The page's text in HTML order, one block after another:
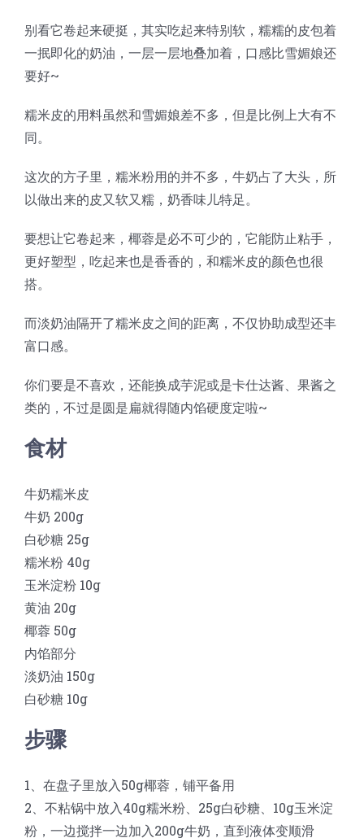
别看它卷起来硬挺，其实吃起来特别软，糯糯的皮包着
一抿即化的奶油，一层一层地叠加着，口感比雪媚娘还
要好~
糯米皮的用料虽然和雪媚娘差不多，但是比例上大有不
同。
这次的方子里，糯米粉用的并不多，牛奶占了大头，所
以做出来的皮又软又糯，奶香味儿特足。
要想让它卷起来，椰蓉是必不可少的，它能防止粘手，
更好塑型，吃起来也是香香的，和糯米皮的颜色也很
搭。
而淡奶油隔开了糯米皮之间的距离，不仅协助成型还丰
富口感。
你们要是不喜欢，还能换成芋泥或是卡仕达酱、果酱之
类的，不过是圆是扁就得随内馅硬度定啦~
食材
牛奶糯米皮
牛奶 200g
白砂糖 25g
糯米粉 40g
玉米淀粉 10g
黄油 20g
椰蓉 50g
内馅部分
淡奶油 150g
白砂糖 10g
步骤
1、在盘子里放入50g椰蓉，铺平备用
2、不粘锅中放入40g糯米粉、25g白砂糖、10g玉米淀
粉，一边搅拌一边加入200g牛奶，直到液体变顺滑